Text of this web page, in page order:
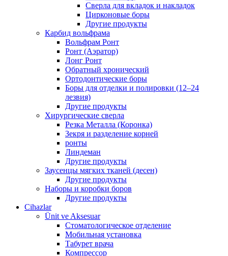
Сверла для вкладок и накладок
Цирконовые боры
Другие продукты
Карбид вольфрама
Вольфрам Ронт
Ронт (Аэратор)
Лонг Ронт
Обратный хронический
Ортодонтические боры
Боры для отделки и полировки (12–24
лезвия)
Другие продукты
Хирургические сверла
Резка Металла (Коронка)
Зекря и разделение корней
ронты
Линдеман
Другие продукты
Заусенцы мягких тканей (десен)
Другие продукты
Наборы и коробки боров
Другие продукты
Cihazlar
Ünit ve Aksesuar
Стоматологическое отделение
Мобильная установка
Табурет врача
Компрессор